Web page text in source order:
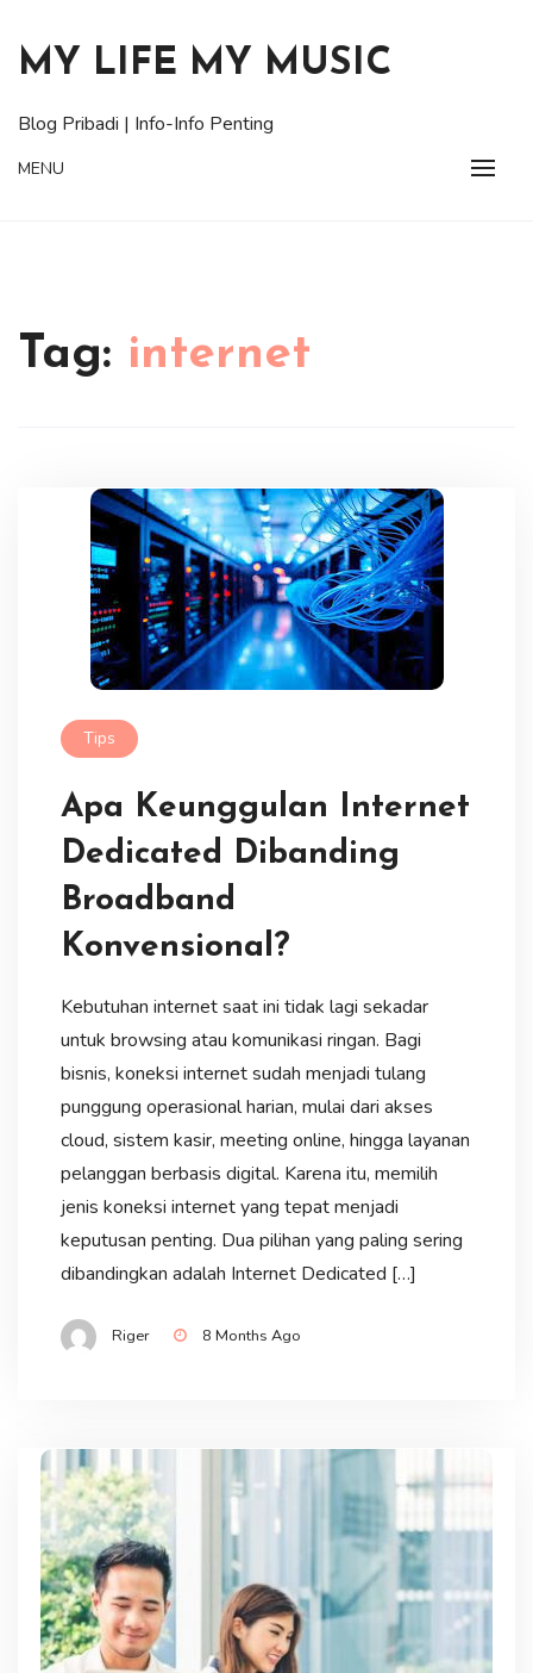
content
MY LIFE MY MUSIC
Blog Pribadi | Info-Info Penting
MENU
Tag: internet
Tips
Apa Keunggulan Internet
Dedicated Dibanding
Broadband
Konvensional?
Kebutuhan internet saat ini tidak lagi sekadar
untuk browsing atau komunikasi ringan. Bagi
bisnis, koneksi internet sudah menjadi tulang
punggung operasional harian, mulai dari akses
cloud, sistem kasir, meeting online, hingga layanan
pelanggan berbasis digital. Karena itu, memilih
jenis koneksi internet yang tepat menjadi
keputusan penting. Dua pilihan yang paling sering
dibandingkan adalah Internet Dedicated […]
Riger 8 Months Ago